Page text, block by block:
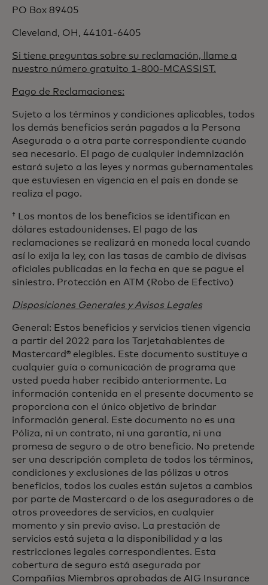
PO Box 89405
Cleveland, OH, 44101-6405
Si tiene preguntas sobre su reclamación, llame a
nuestro número gratuito 1-800-MCASSIST.
Pago de Reclamaciones:
Sujeto a los términos y condiciones aplicables, todos
los demás beneficios serán pagados a la Persona
Asegurada o a otra parte correspondiente cuando
sea necesario. El pago de cualquier indemnización
estará sujeto a las leyes y normas gubernamentales
que estuviesen en vigencia en el país en donde se
realiza el pago.
† Los montos de los beneficios se identifican en
dólares estadounidenses. El pago de las
reclamaciones se realizará en moneda local cuando
así lo exija la ley, con las tasas de cambio de divisas
oficiales publicadas en la fecha en que se pague el
siniestro. Protección en ATM (Robo de Efectivo)
Disposiciones Generales y Avisos Legales
General: Estos beneficios y servicios tienen vigencia
a partir del 2022 para los Tarjetahabientes de
Mastercard® elegibles. Este documento sustituye a
cualquier guía o comunicación de programa que
usted pueda haber recibido anteriormente. La
información contenida en el presente documento se
proporciona con el único objetivo de brindar
información general. Este documento no es una
Póliza, ni un contrato, ni una garantía, ni una
promesa de seguro o de otro beneficio. No pretende
ser una descripción completa de todos los términos,
condiciones y exclusiones de las pólizas u otros
beneficios, todos los cuales están sujetos a cambios
por parte de Mastercard o de los aseguradores o de
otros proveedores de servicios, en cualquier
momento y sin previo aviso. La prestación de
servicios está sujeta a la disponibilidad y a las
restricciones legales correspondientes. Esta
cobertura de seguro está asegurada por
Compañías Miembros aprobadas de AIG Insurance